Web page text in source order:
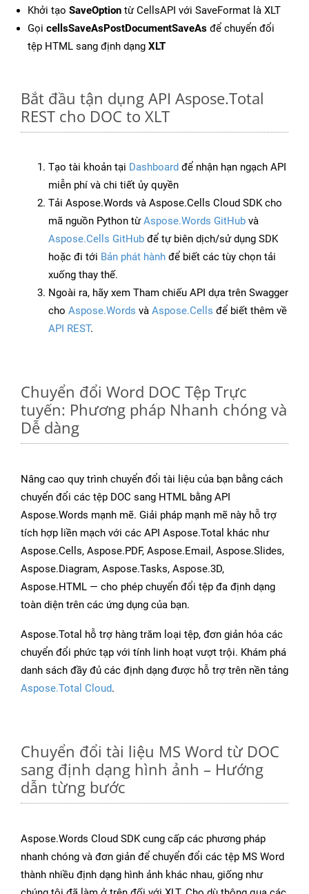
Khởi tạo SaveOption từ CellsAPI với SaveFormat là XLT
Gọi cellsSaveAsPostDocumentSaveAs để chuyển đổi
tệp HTML sang định dạng XLT
Bắt đầu tận dụng API Aspose.Total
REST cho DOC to XLT
Tạo tài khoản tại Dashboard để nhận hạn ngạch API
miễn phí và chi tiết ủy quyền
Tải Aspose.Words và Aspose.Cells Cloud SDK cho
mã nguồn Python từAspose.Words GitHub và
Aspose.Cells GitHub để tự biên dịch/sử dụng SDK
hoặc đi tới Bản phát hành để biết các tùy chọn tải
xuống thay thế.
Ngoài ra, hãy xem Tham chiếu API dựa trên Swagger
cho Aspose.Words và Aspose.Cells để biết thêm về
API REST.
Chuyển đổi Word DOC Tệp Trực
tuyến: Phương pháp Nhanh chóng và
Dễ dàng
Nâng cao quy trình chuyển đổi tài liệu của bạn bằng cách
chuyển đổi các tệp DOC sang HTML bằng API
Aspose.Words mạnh mẽ. Giải pháp mạnh mẽ này hỗ trợ
tích hợp liền mạch với các API Aspose.Total khác như
Aspose.Cells, Aspose.PDF, Aspose.Email, Aspose.Slides,
Aspose.Diagram, Aspose.Tasks, Aspose.3D,
Aspose.HTML — cho phép chuyển đổi tệp đa định dạng
toàn diện trên các ứng dụng của bạn.
Aspose.Total hỗ trợ hàng trăm loại tệp, đơn giản hóa các
chuyển đổi phức tạp với tính linh hoạt vượt trội. Khám phá
danh sách đầy đủ các định dạng được hỗ trợ trên nền tảng
Aspose.Total Cloud.
Chuyển đổi tài liệu MS Word từ DOC
sang định dạng hình ảnh – Hướng
dẫn từng bước
Aspose.Words Cloud SDK cung cấp các phương pháp
nhanh chóng và đơn giản để chuyển đổi các tệp MS Word
thành nhiều định dạng hình ảnh khác nhau, giống như